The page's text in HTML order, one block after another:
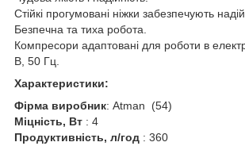
Стійкі прогумовані ніжки забезпечують
Безпечна та тиха робота.
Компресори адаптовані для роботи в
В, 50 Гц.
Характеристики:
Фірма виробник: Atman (54)
Міцність, Вт : 4
Продуктивність, л/год : 360